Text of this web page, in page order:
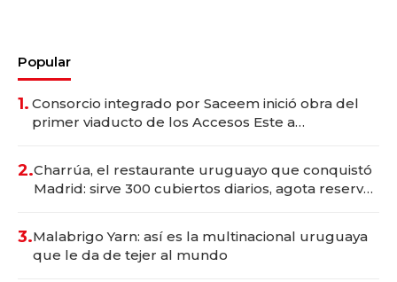
Popular
1. Consorcio integrado por Saceem inició obra del
primer viaducto de los Accesos Este a
2.Charrúa, el restaurante uruguayo que conquistó
Madrid: sirve 300 cubiertos diarios, agota reservas
3.Malabrigo Yarn: así es la multinacional uruguaya
que le da de tejer al mundo